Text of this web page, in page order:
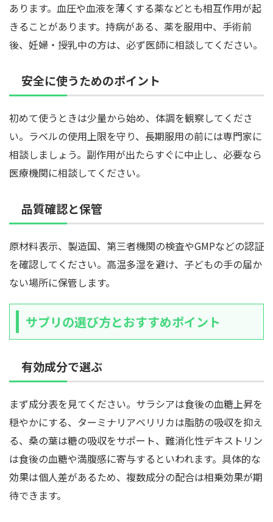
あります。血圧や血液を薄くする薬などとも相互作用が起
きることがあります。持病がある、薬を服用中、手術前
後、妊婦・授乳中の方は、必ず医師に相談してください。
安全に使うためのポイント
初めて使うときは少量から始め、体調を観察してくださ
い。ラベルの使用上限を守り、長期服用の前には専門家に
相談しましょう。副作用が出たらすぐに中止し、必要なら
医療機関に相談してください。
品質確認と保管
原材料表示、製造国、第三者機関の検査やGMPなどの認証
を確認してください。高温多湿を避け、子どもの手の届か
ない場所に保管します。
サプリの選び方とおすすめポイント
有効成分で選ぶ
まず成分表を見てください。サラシアは食後の血糖上昇を
穏やかにする、ターミナリアベリリカは脂肪の吸収を抑え
る、桑の葉は糖の吸収をサポート、難消化性デキストリン
は食後の血糖や満腹感に寄与するといわれます。具体的な
効果は個人差があるため、複数成分の配合は相乗効果が期
待できます。